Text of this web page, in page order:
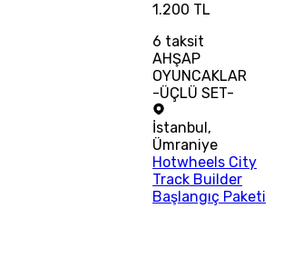
1.200 TL
6 taksit
AHŞAP
OYUNCAKLAR
-ÜÇLÜ SET-
İstanbul ,
Ümraniye
Hotwheels City
Track Builder
Başlangıç Paketi